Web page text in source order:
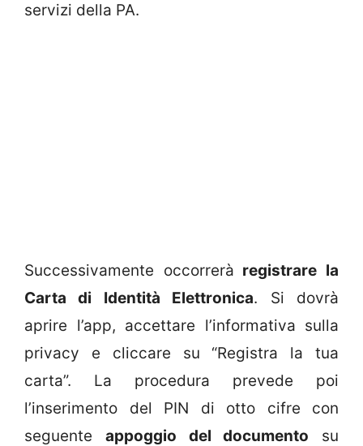
servizi della PA.
Successivamente occorrerà registrare la
Carta di Identità Elettronica. Si dovrà
aprire l’app, accettare l’informativa sulla
privacy e cliccare su “Registra la tua
carta”. La procedura prevede poi
l’inserimento del PIN di otto cifre con
seguente appoggio del documento su